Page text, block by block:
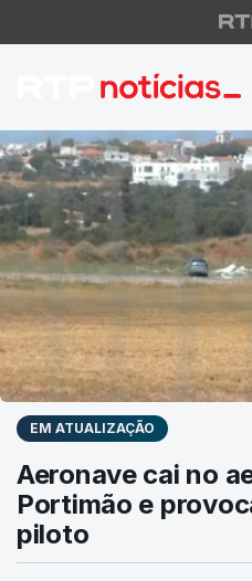
RTP
EM ATUALIZAÇÃO
Aeronave cai no
Portimão e
piloto